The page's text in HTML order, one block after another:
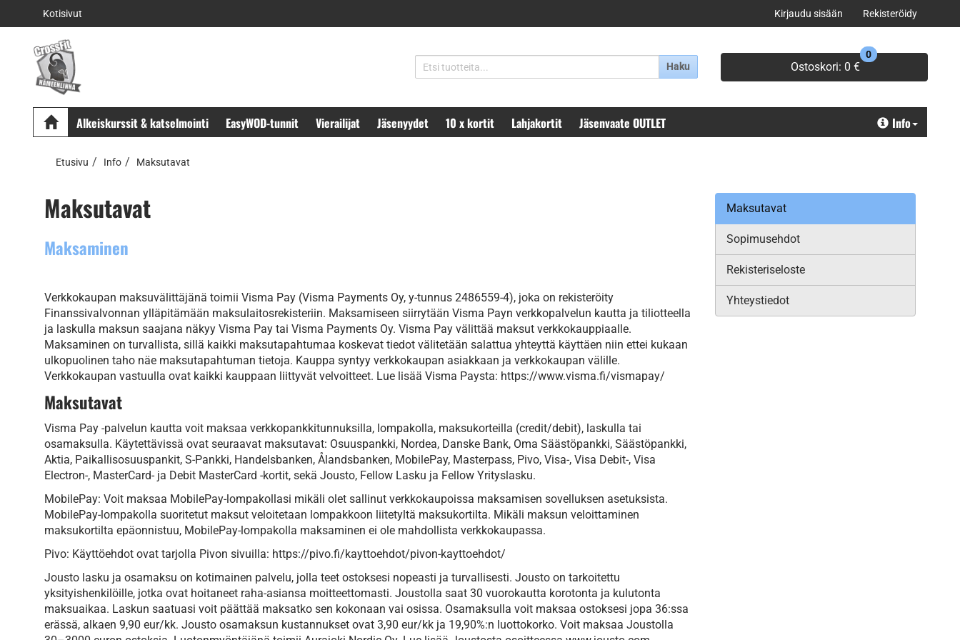
Kotisivut Kirjaudu sisään Rekisteröidy
Haku Ostoskori: 0 €
0
Alkeiskurssit & katselmointi EasyWOD-tunnit Vierailijat Jäsenyydet 10 x kortit Lahjakortit Jäsenvaate OUTLET Info
Etusivu Info Maksutavat
Maksutavat
Sopimusehdot
Rekisteriseloste
Yhteystiedot
Maksutavat
Maksaminen
Verkkokaupan maksuvälittäjänä toimii Visma Pay (Visma Payments Oy, y-tunnus 2486559-4), joka on rekisteröity
Finanssivalvonnan ylläpitämään maksulaitosrekisteriin. Maksamiseen siirrytään Visma Payn verkkopalvelun kautta ja tiliotteella
ja laskulla maksun saajana näkyy Visma Pay tai Visma Payments Oy. Visma Pay välittää maksut verkkokauppiaalle.
Maksaminen on turvallista, sillä kaikki maksutapahtumaa koskevat tiedot välitetään salattua yhteyttä käyttäen niin ettei kukaan
ulkopuolinen taho näe maksutapahtuman tietoja. Kauppa syntyy verkkokaupan asiakkaan ja verkkokaupan välille.
Verkkokaupan vastuulla ovat kaikki kauppaan liittyvät velvoitteet. Lue lisää Visma Paysta: https://www.visma.fi/vismapay/
Maksutavat
Visma Pay -palvelun kautta voit maksaa verkkopankkitunnuksilla, lompakolla, maksukorteilla (credit/debit), laskulla tai
osamaksulla. Käytettävissä ovat seuraavat maksutavat: Osuuspankki, Nordea, Danske Bank, Oma Säästöpankki, Säästöpankki,
Aktia, Paikallisosuuspankit, S-Pankki, Handelsbanken, Ålandsbanken, MobilePay, Masterpass, Pivo, Visa-, Visa Debit-, Visa
Electron-, MasterCard- ja Debit MasterCard -kortit, sekä Jousto, Fellow Lasku ja Fellow Yrityslasku.
MobilePay: Voit maksaa MobilePay-lompakollasi mikäli olet sallinut verkkokaupoissa maksamisen sovelluksen asetuksista.
MobilePay-lompakolla suoritetut maksut veloitetaan lompakkoon liitetyltä maksukortilta. Mikäli maksun veloittaminen
maksukortilta epäonnistuu, MobilePay-lompakolla maksaminen ei ole mahdollista verkkokaupassa.
Pivo: Käyttöehdot ovat tarjolla Pivon sivuilla: https://pivo.fi/kayttoehdot/pivon-kayttoehdot/
Jousto lasku ja osamaksu on kotimainen palvelu, jolla teet ostoksesi nopeasti ja turvallisesti. Jousto on tarkoitettu
yksityishenkilöille, jotka ovat hoitaneet raha-asiansa moitteettomasti. Joustolla saat 30 vuorokautta korotonta ja kulutonta
maksuaikaa. Laskun saatuasi voit päättää maksatko sen kokonaan vai osissa. Osamaksulla voit maksaa ostoksesi jopa 36:ssa
erässä, alkaen 9,90 eur/kk. Jousto osamaksun kustannukset ovat 3,90 eur/kk ja 19,90%:n luottokorko. Voit maksaa Joustolla